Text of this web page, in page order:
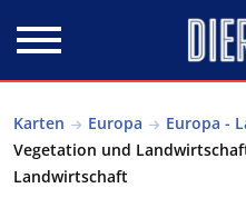
Karten Europa Europa -
Vegetation und
Landwirtschaft